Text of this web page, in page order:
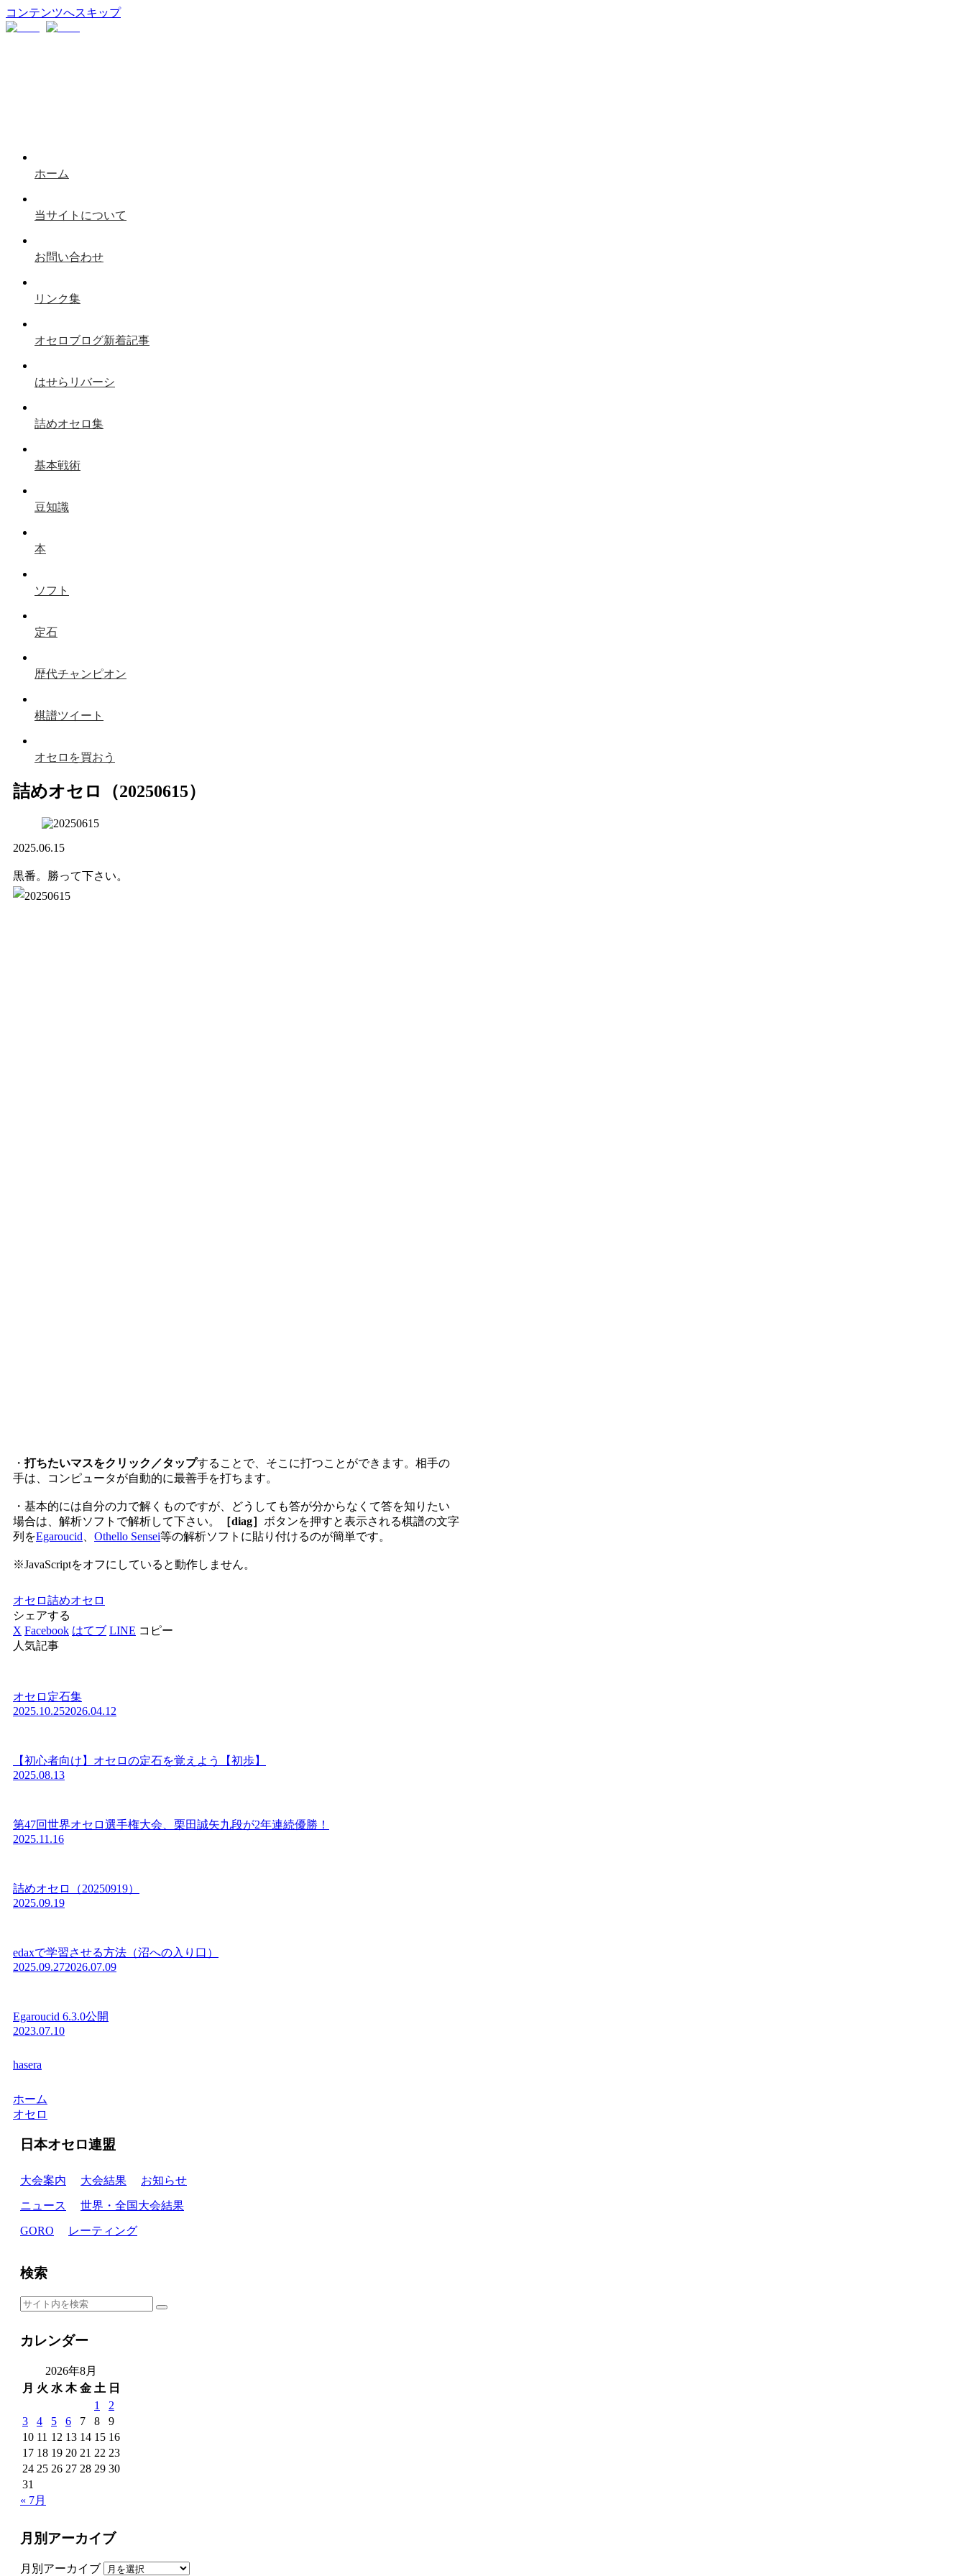
コンテンツへスキップ
ホーム
当サイトについて
お問い合わせ
リンク集
オセロブログ新着記事
はせらリバーシ
詰めオセロ集
基本戦術
豆知識
本
ソフト
定石
歴代チャンピオン
棋譜ツイート
オセロを買おう
詰めオセロ（20250615）
2025.06.15
黒番。勝って下さい。
・打ちたいマスをクリック／タップすることで、そこに打つことができます。相手の
手は、コンピュータが自動的に最善手を打ちます。
・基本的には自分の力で解くものですが、どうしても答が分からなくて答を知りたい
場合は、解析ソフトで解析して下さい。
［diag］ ボタンを押すと表示される棋譜の文字
列をEgaroucid Othello Sensei等の解析ソフトに貼り付けるのが簡単です。
※JavaScriptをオフにしていると動作しません。
オセロ詰めオセロ
シェアする
X Facebook はてブ LINE コピー
人気記事
オセロ定石集
2025.10.252026.04.12
【初心者向け】オセロの定石を覚えよう【初歩】
2025.08.13
第47回世界オセロ選手権大会、栗田誠矢九段が2年連続優勝！
2025.11.16
詰めオセロ（20250919）
2025.09.19
edaxで学習させる方法（沼への入り口）
2025.09.272026.07.09
Egaroucid 6.3.0公開
2023.07.10
hasera
ホーム
オセロ
日本オセロ連盟
大会案内 大会結果 お知らせ
ニュース 世界・全国大会結果
GORO レーティング
検索
カレンダー
2026年8月
月 火 水 木 金 土 日
1
2
3
4 5 6 7 8
9
10 11 12 13 14 15 16
17 18 19 20 21 22 23
24 25 26 27 28 29 30
31
« 7月
月別アーカイブ
月別アーカイブ